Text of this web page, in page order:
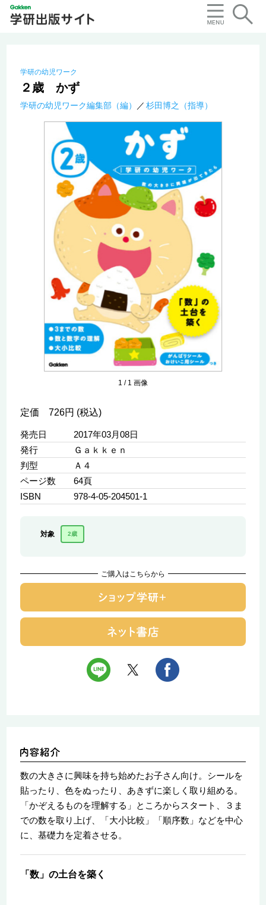
学研の幼児ワーク
２歳 かず
学研の幼児ワーク編集部（編） 杉田博之（指導）
1 / 1 画像
定価 726円 (税込)
発売日
2017年03月08日
発行
Ｇａｋｋｅｎ
判型
Ａ４
ページ数
64頁
ISBN
978-4-05-204501-1
対象 2歳
ご購入はこちらから
数の大きさに興味を持ち始めたお子さん向け。シールを
貼ったり、色をぬったり、あきずに楽しく取り組める。
「かぞえるものを理解する」ところからスタート、３ま
での数を取り上げ、「大小比較」「順序数」などを中心
に、基礎力を定着させる。
「数」の土台を築く